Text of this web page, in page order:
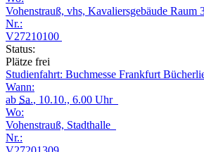
Vohenstrauß, vhs, Kavaliersgebäude Raum
Nr.:
V27210100
Status:
Plätze frei
Studienfahrt: Buchmesse Frankfurt
Wann:
ab Sa., 10.10., 6.00 Uhr
Wo:
Vohenstrauß, Stadthalle
Nr.: